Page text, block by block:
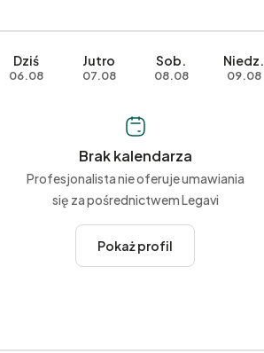
Dziś
06.08
Jutro
07.08
Sob.
08.08
Niedz.
09.08
Brak kalendarza
Profesjonalista nie oferuje umawiania
się za pośrednictwem Legavi
Pokaż profil